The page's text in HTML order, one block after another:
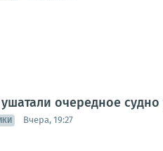
очередное судно
Вчера, 19:27